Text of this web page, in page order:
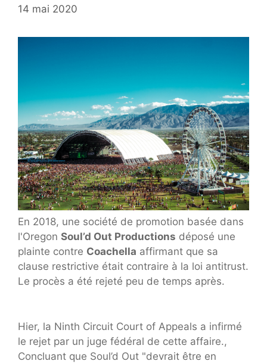
14 mai 2020
En 2018, une société de promotion basée dans
l'Oregon Soul’d Out Productions déposé une
plainte contre Coachella affirmant que sa
clause restrictive était contraire à la loi antitrust.
Le procès a été rejeté peu de temps après.
Hier, la Ninth Circuit Court of Appeals a infirmé
le rejet par un juge fédéral de cette affaire.,
Concluant que Soul’d Out "devrait être en